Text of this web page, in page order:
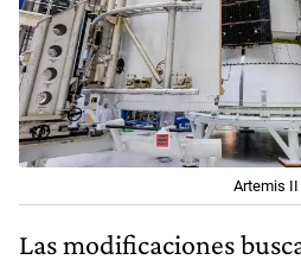
Artemis II
Las modificaciones